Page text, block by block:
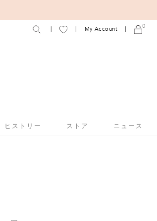
ヒストリー ストア ニュース
My Account 0